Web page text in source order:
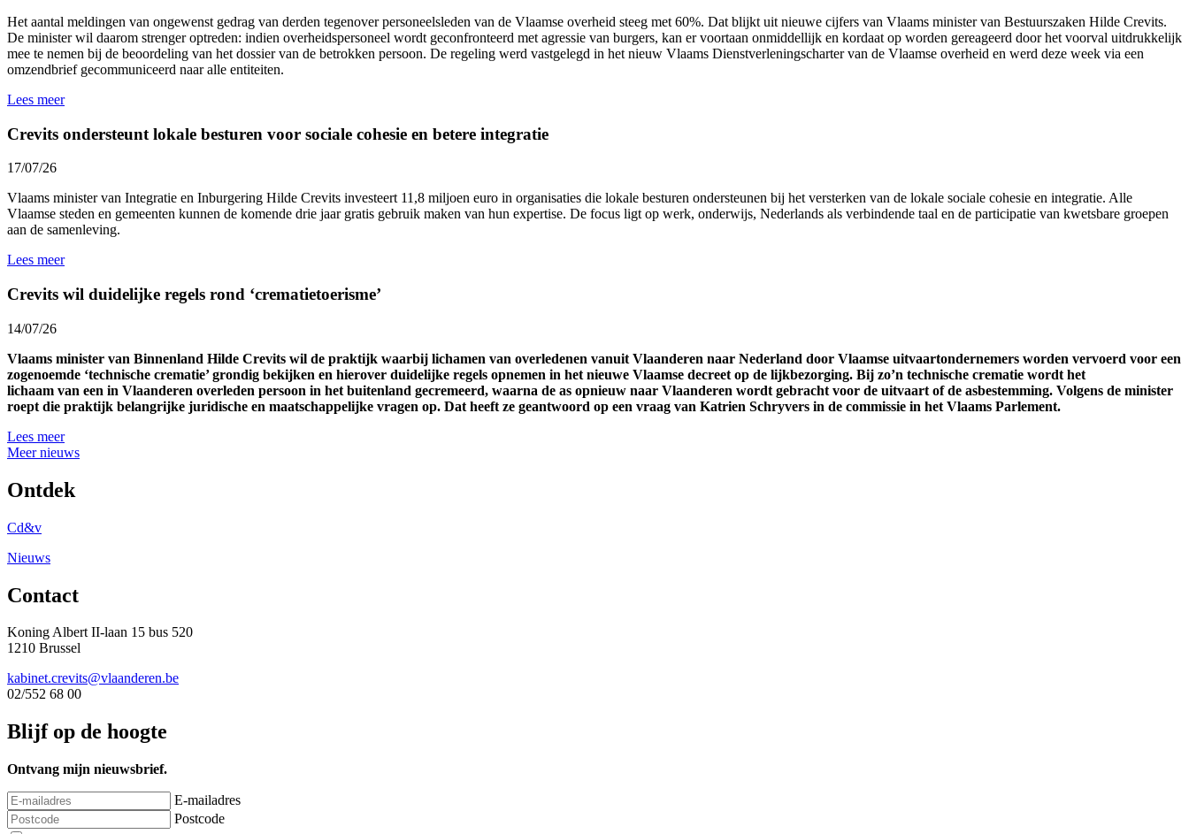
Het aantal meldingen van ongewenst gedrag van derden tegenover personeelsleden van de Vlaamse overheid steeg met 60%. Dat blijkt uit nieuwe cijfers van Vlaams minister van Bestuurszaken Hilde Crevits.
De minister wil daarom strenger optreden: indien overheidspersoneel wordt geconfronteerd met agressie van burgers, kan er voortaan onmiddellijk en kordaat op worden gereageerd door het voorval uitdrukkelijk
mee te nemen bij de beoordeling van het dossier van de betrokken persoon. De regeling werd vastgelegd in het nieuw Vlaams Dienstverleningscharter van de Vlaamse overheid en werd deze week via een
omzendbrief gecommuniceerd naar alle entiteiten.
Lees meer
Crevits ondersteunt lokale besturen voor sociale cohesie en betere integratie
17/07/26
Vlaams minister van Integratie en Inburgering Hilde Crevits investeert 11,8 miljoen euro in organisaties die lokale besturen ondersteunen bij het versterken van de lokale sociale cohesie en integratie. Alle
Vlaamse steden en gemeenten kunnen de komende drie jaar gratis gebruik maken van hun expertise. De focus ligt op werk, onderwijs, Nederlands als verbindende taal en de participatie van kwetsbare groepen
aan de samenleving.
Lees meer
Crevits wil duidelijke regels rond ‘crematietoerisme’
14/07/26
Vlaams minister van Binnenland Hilde Crevits wil de praktijk waarbij lichamen van overledenen vanuit Vlaanderen naar Nederland door Vlaamse uitvaartondernemers worden vervoerd voor een
zogenoemde ‘technische crematie’ grondig bekijken en hierover duidelijke regels opnemen in het nieuwe Vlaamse decreet op de lijkbezorging. Bij zo’n technische crematie wordt het
lichaam van een in Vlaanderen overleden persoon in het buitenland gecremeerd, waarna de as opnieuw naar Vlaanderen wordt gebracht voor de uitvaart of de asbestemming. Volgens de minister
roept die praktijk belangrijke juridische en maatschappelijke vragen op. Dat heeft ze geantwoord op een vraag van Katrien Schryvers in de commissie in het Vlaams Parlement.
Lees meer
Meer nieuws
Ontdek
Cd&v
Nieuws
Contact
Koning Albert II-laan 15 bus 520
1210 Brussel
kabinet.crevits@vlaanderen.be
02/552 68 00
Blijf op de hoogte
Ontvang mijn nieuwsbrief.
E-mailadres
Postcode